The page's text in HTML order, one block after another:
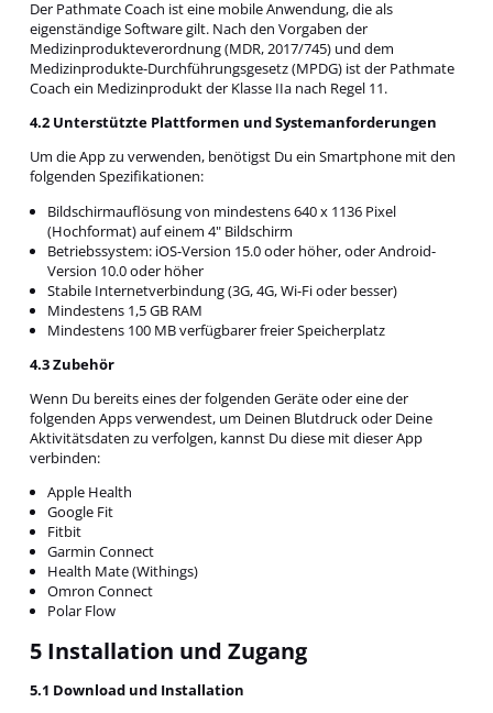
Der Pathmate Coach ist eine mobile Anwendung, die als
eigenständige Software gilt. Nach den Vorgaben der
Medizinprodukteverordnung (MDR, 2017/745) und dem
Medizinprodukte-Durchführungsgesetz (MPDG) ist der Pathmate
Coach ein Medizinprodukt der Klasse IIa nach Regel 11.
4.2 Unterstützte Plattformen und Systemanforderungen
Um die App zu verwenden, benötigst Du ein Smartphone mit den
folgenden Spezifikationen:
Bildschirmauflösung von mindestens 640 x 1136 Pixel
(Hochformat) auf einem 4" Bildschirm
Betriebssystem: iOS-Version 15.0 oder höher, oder Android-
Version 10.0 oder höher
Stabile Internetverbindung (3G, 4G, Wi-Fi oder besser)
Mindestens 1,5 GB RAM
Mindestens 100 MB verfügbarer freier Speicherplatz
4.3 Zubehör
Wenn Du bereits eines der folgenden Geräte oder eine der
folgenden Apps verwendest, um Deinen Blutdruck oder Deine
Aktivitätsdaten zu verfolgen, kannst Du diese mit dieser App
verbinden:
Apple Health
Google Fit
Fitbit
Garmin Connect
Health Mate (Withings)
Omron Connect
Polar Flow
5 Installation und Zugang
5.1 Download und Installation